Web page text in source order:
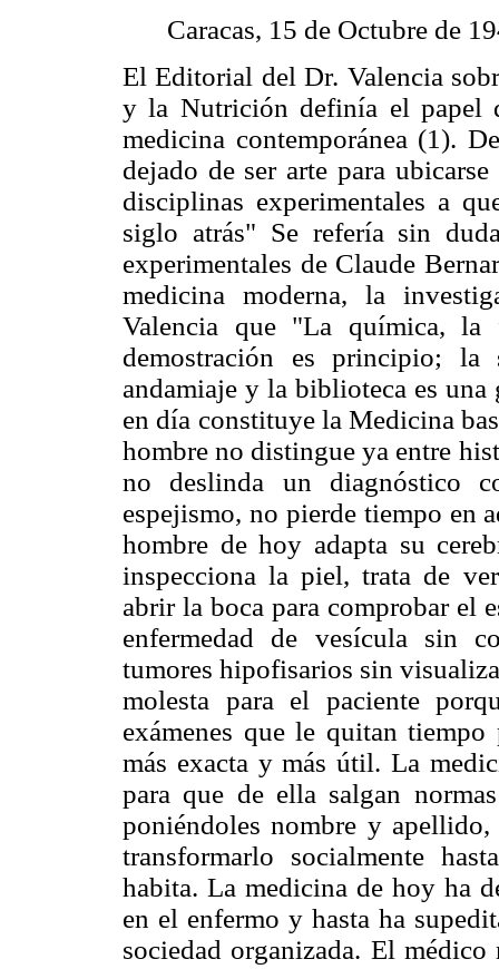
Caracas, 15 de Octubre de
El Editorial del Dr. Valencia
y la Nutrición definía el papel
medicina contemporánea (1).
dejado de ser arte para
disciplinas experimentales a
siglo atrás" Se refería sin
experimentales de Claude
medicina moderna, la
Valencia que "La química,
demostración es principio; la
andamiaje y la biblioteca es una
en día constituye la Medicina
hombre no distingue ya entre
no deslinda un diagnóstico
espejismo, no pierde tiempo en
hombre de hoy adapta su
inspecciona la piel, trata de
abrir la boca para comprobar el
enfermedad de vesícula sin
tumores hipofisarios sin
molesta para el paciente
exámenes que le quitan
más exacta y más útil. La
para que de ella salgan
poniéndoles nombre y
transformarlo socialmente
habita. La medicina de hoy ha
en el enfermo y hasta ha
sociedad organizada. El